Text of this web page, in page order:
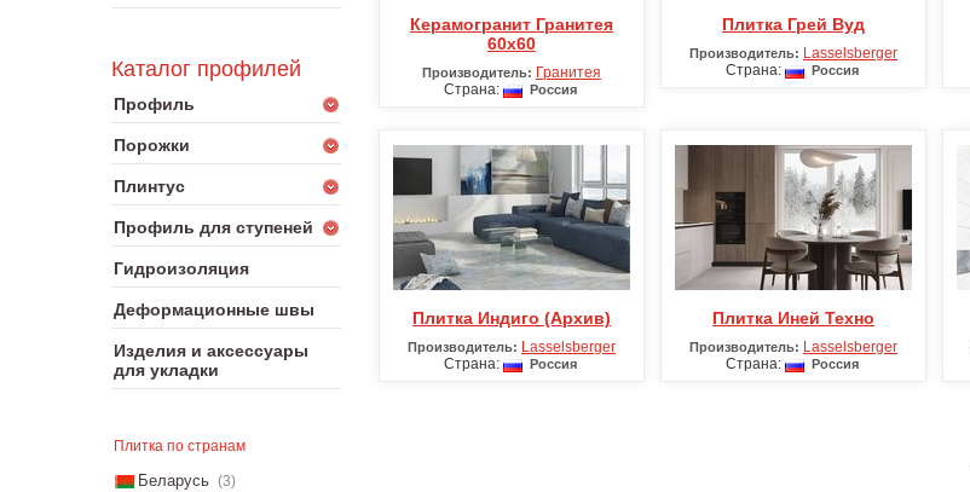
Каталог профилей
Профиль
Порожки
Плинтус
Профиль для ступеней
Гидроизоляция
Деформационные швы
Изделия и аксессуары
для укладки
Плитка по странам
Беларусь (3)
Керамогранит Гранитея
60х60
Производитель: Гранитея
Страна:
Россия
Плитка Грей Вуд
Производитель: Lasselsberger
Страна:
Россия
Плитка Индиго (Архив)
Производитель: Lasselsberger
Страна:
Россия
Плитка Иней Техно
Производитель: Lasselsberger
Страна:
Россия